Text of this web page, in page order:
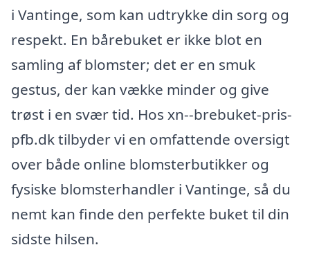
i Vantinge, som kan udtrykke din sorg og
respekt. En bårebuket er ikke blot en
samling af blomster; det er en smuk
gestus, der kan vække minder og give
trøst i en svær tid. Hos xn--brebuket-pris-
pfb.dk tilbyder vi en omfattende oversigt
over både online blomsterbutikker og
fysiske blomsterhandler i Vantinge, så du
nemt kan finde den perfekte buket til din
sidste hilsen.